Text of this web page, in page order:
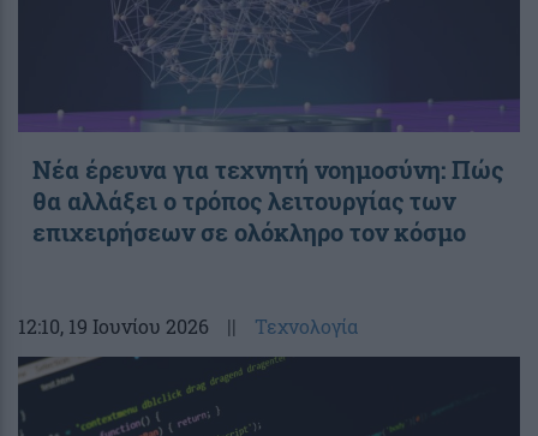
Νέα έρευνα για τεχνητή νοημοσύνη: Πώς
θα αλλάξει ο τρόπος λειτουργίας των
επιχειρήσεων σε ολόκληρο τον κόσμο
12:10, 19 Ιουνίου 2026 || Τεχνολογία